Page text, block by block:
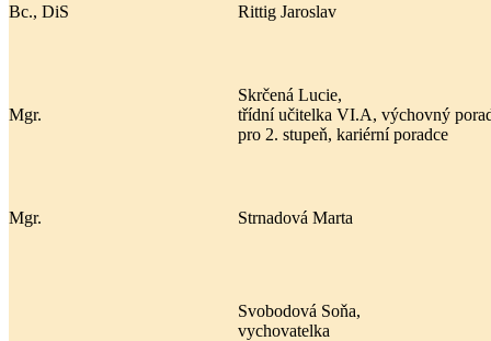
Bc., DiS Rittig Jaroslav
Mgr.
Skrčená Lucie,
třídní učitelka VI.A, výchovný
pro 2. stupeň, kariérní poradce
Mgr. Strnadová Marta
Svobodová Soňa,
vychovatelka